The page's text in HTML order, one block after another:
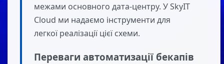
межами основного дата-центру. У SkyIT
Cloud ми надаємо інструменти для
легкої реалізації цієї схеми.
Переваги автоматизації бекапів